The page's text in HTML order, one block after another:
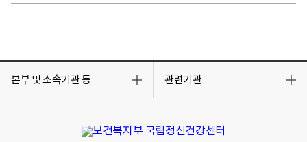
본부 및 소속기관 등
기
관련기관
기